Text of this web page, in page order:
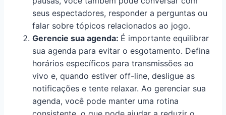
seus espectadores, responder a perguntas ou
falar sobre tópicos relacionados ao jogo.
Gerencie sua agenda: É importante equilibrar
sua agenda para evitar o esgotamento. Defina
horários específicos para transmissões ao
vivo e, quando estiver off-line, desligue as
notificações e tente relaxar. Ao gerenciar sua
agenda, você pode manter uma rotina